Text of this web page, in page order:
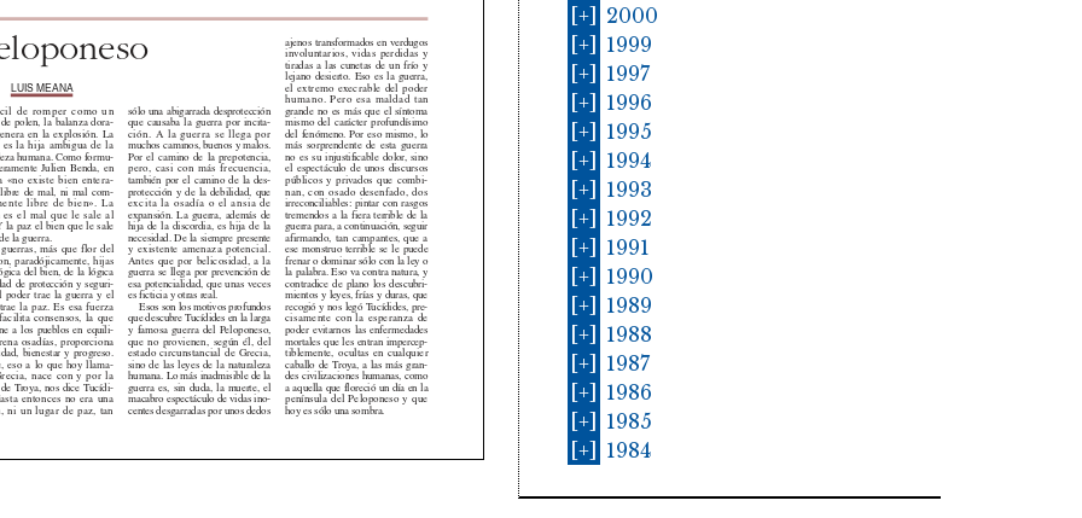
de romper como un
polen, la balanza dora-
en la explosión. La
la hija ambigua de la
humana. Como formu-
Julien Benda, en
«no existe bien entera-
de mal, ni mal com-
libre de bien». La
el mal que le sale al
la paz el bien que le sale
la guerra.
más que flor del
paradójicamente, hijas
del bien, de la lógica
de protección y seguri-
trae la guerra y el
la paz. Es esa fuerza
consensos, la que
a los pueblos en equili-
osadías, proporciona
bienestar y progreso.
eso a lo que hoy llama-
nace con y por la
Troya, nos dice Tucídi-
entonces no era una
ni un lugar de paz, tan
sólo una abigarrada desprotección
que causaba la guerra por incita-
ción. A la guerra se llega por
muchos caminos, buenos y malos.
Por el camino de la prepotencia,
pero, casi con más frecuencia,
también por el camino de la des-
protección y de la debilidad, que
excita la osadía o el ansia de
expansión. La guerra, además de
hija de la discordia, es hija de la
necesidad. De la siempre presente
y existente amenaza potencial.
Antes que por belicosidad, a la
guerra se llega por prevención de
esa potencialidad, que unas veces
es ficticia y otras real.
Esos son los motivos profundos
que descubre Tucídides en la larga
y famosa guerra del Peloponeso,
que no provienen, según él, del
estado circunstancial de Grecia,
sino de las leyes de la naturaleza
humana. Lo más inadmisible de la
guerra es, sin duda, la muerte, el
macabro espectáculo de vidas ino-
centes desgarradas por unos dedos
ajenos transformados en verdugos
involuntarios, vidas perdidas y
tiradas a las cunetas de un frío y
lejano desierto. Eso es la guerra,
el extremo execrable del poder
humano. Pero esa maldad tan
grande no es más que el síntoma
mismo del carácter profundísimo
del fenómeno. Por eso mismo, lo
más sorprendente de esta guerra
no es su injustificable dolor, sino
el espectáculo de unos discursos
públicos y privados que combi-
nan, con osado desenfado, dos
irreconciliables: pintar con rasgos
tremendos a la fiera terrible de la
guerra para, a continuación, seguir
afirmando, tan campantes, que a
ese monstruo terrible se le puede
frenar o dominar sólo con la ley o
la palabra. Eso va contra natura, y
contradice de plano los descubri-
mientos y leyes, frías y duras, que
recogió y nos legó Tucídides, pre-
cisamente con la esperanza de
poder evitarnos las enfermedades
mortales que les entran impercep-
tiblemente, ocultas en cualquier
caballo de Troya, a las más gran-
des civilizaciones humanas, como
a aquella que floreció un día en la
península del Peloponeso y que
hoy es sólo una sombra.
LUIS MEANA
[+] 2000
[+] 1999
[+] 1997
[+] 1996
[+] 1995
[+] 1994
[+] 1993
[+] 1992
[+] 1991
[+] 1990
[+] 1989
[+] 1988
[+] 1987
[+] 1986
[+] 1985
[+] 1984